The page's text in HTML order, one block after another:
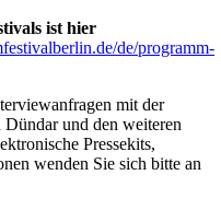
ist hier
de/programm-
mit der
und den weiteren
Pressekits,
wenden Sie sich bitte an